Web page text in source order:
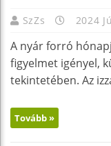
SzZs 2024
A nyár forró
figyelmet igényel,
tekintetében. Az
Tovább »